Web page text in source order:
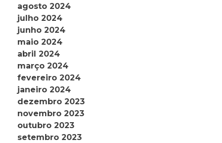
agosto 2024
julho 2024
junho 2024
maio 2024
abril 2024
março 2024
fevereiro 2024
janeiro 2024
dezembro 2023
novembro 2023
outubro 2023
setembro 2023